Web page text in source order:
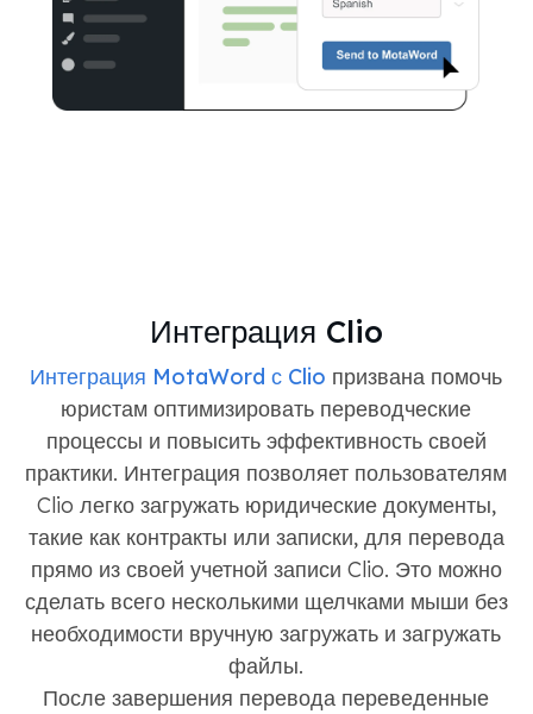
Интеграция Clio
Интеграция MotaWord с Clio призвана помочь
юристам оптимизировать переводческие
процессы и повысить эффективность своей
практики. Интеграция позволяет пользователям
Clio легко загружать юридические документы,
такие как контракты или записки, для перевода
прямо из своей учетной записи Clio. Это можно
сделать всего несколькими щелчками мыши без
необходимости вручную загружать и загружать
файлы.
После завершения перевода переведенные